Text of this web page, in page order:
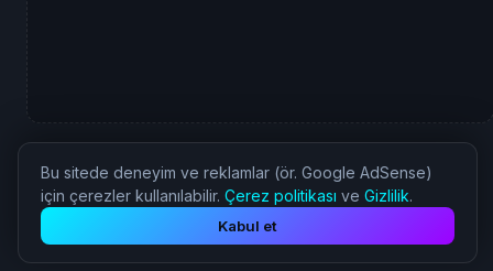
© 2026 Nostalji Oyun - Tüm Hakları Saklıdır.
Bu sitede deneyim ve reklamlar (ör. Google AdSense)
için çerezler kullanılabilir. Çerez politikası ve Gizlilik.
Kabul et